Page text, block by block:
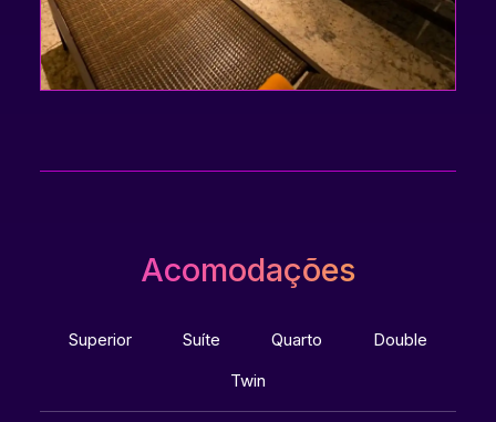
Acomodações
Superior Suíte Quarto
Double
Twin